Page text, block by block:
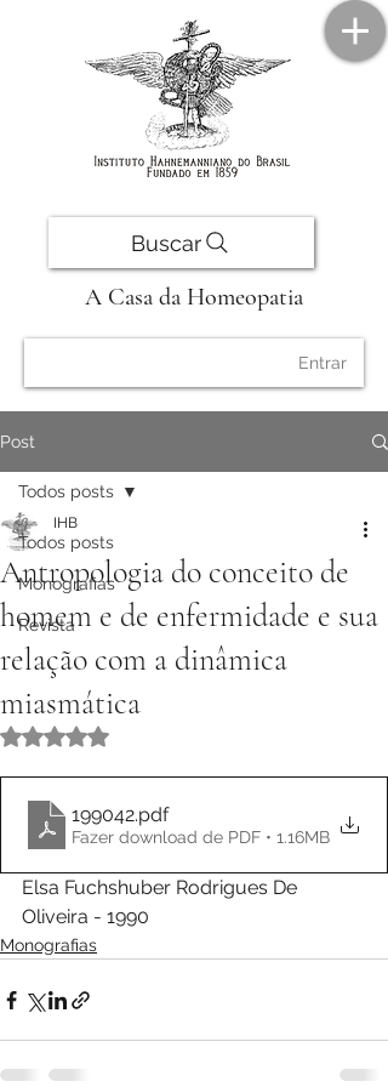
Buscar
A Casa da Homeopatia
Entrar
Post
Todos posts
Monografias
Revista
Todos posts
Antropologia do conceito de
homem e de enfermidade e sua
relação com a dinâmica
miasmática
IHB
Avaliado com NaN de 5 estrelas.
199042.pdf
Fazer download de PDF • 1.16MB
Elsa Fuchshuber Rodrigues De
Oliveira - 1990
Monografias